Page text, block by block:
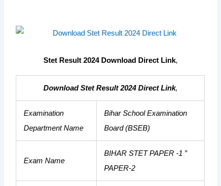
Stet Result 2024 Download Direct Link,
Download Stet Result 2024 Direct Link,
Examination
Department Name
Bihar School Examination
Board(BSEB)
Exam Name
BIHAR STET PAPER -1 ”
PAPER-2